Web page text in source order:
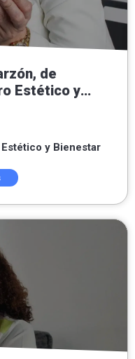
de
Estético y
enemigo, es
y Bienestar